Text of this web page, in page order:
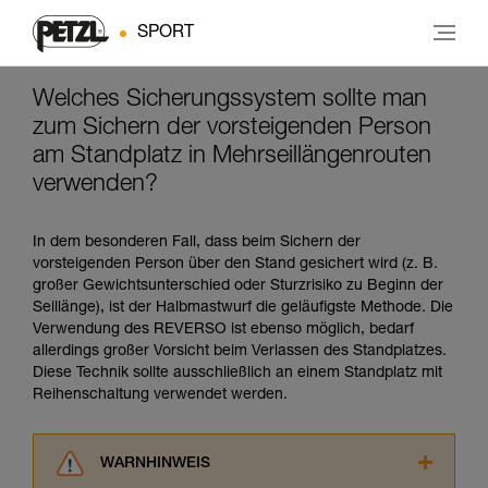
SPORT
Welches Sicherungssystem sollte man
zum Sichern der vorsteigenden Person
am Standplatz in Mehrseillängenrouten
verwenden?
In dem besonderen Fall, dass beim Sichern der
vorsteigenden Person über den Stand gesichert wird (z. B.
großer Gewichtsunterschied oder Sturzrisiko zu Beginn der
Seillänge), ist der Halbmastwurf die geläufigste Methode. Die
Verwendung des REVERSO ist ebenso möglich, bedarf
allerdings großer Vorsicht beim Verlassen des Standplatzes.
Diese Technik sollte ausschließlich an einem Standplatz mit
Reihenschaltung verwendet werden.
WARNHINWEIS